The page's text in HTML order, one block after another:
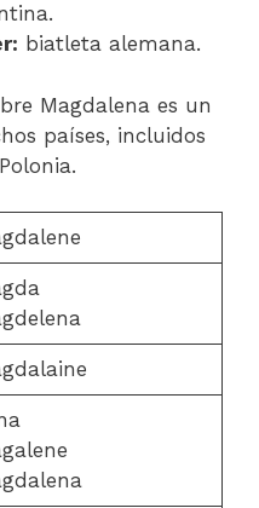
biatleta alemana.
Magdalena es un
países, incluidos